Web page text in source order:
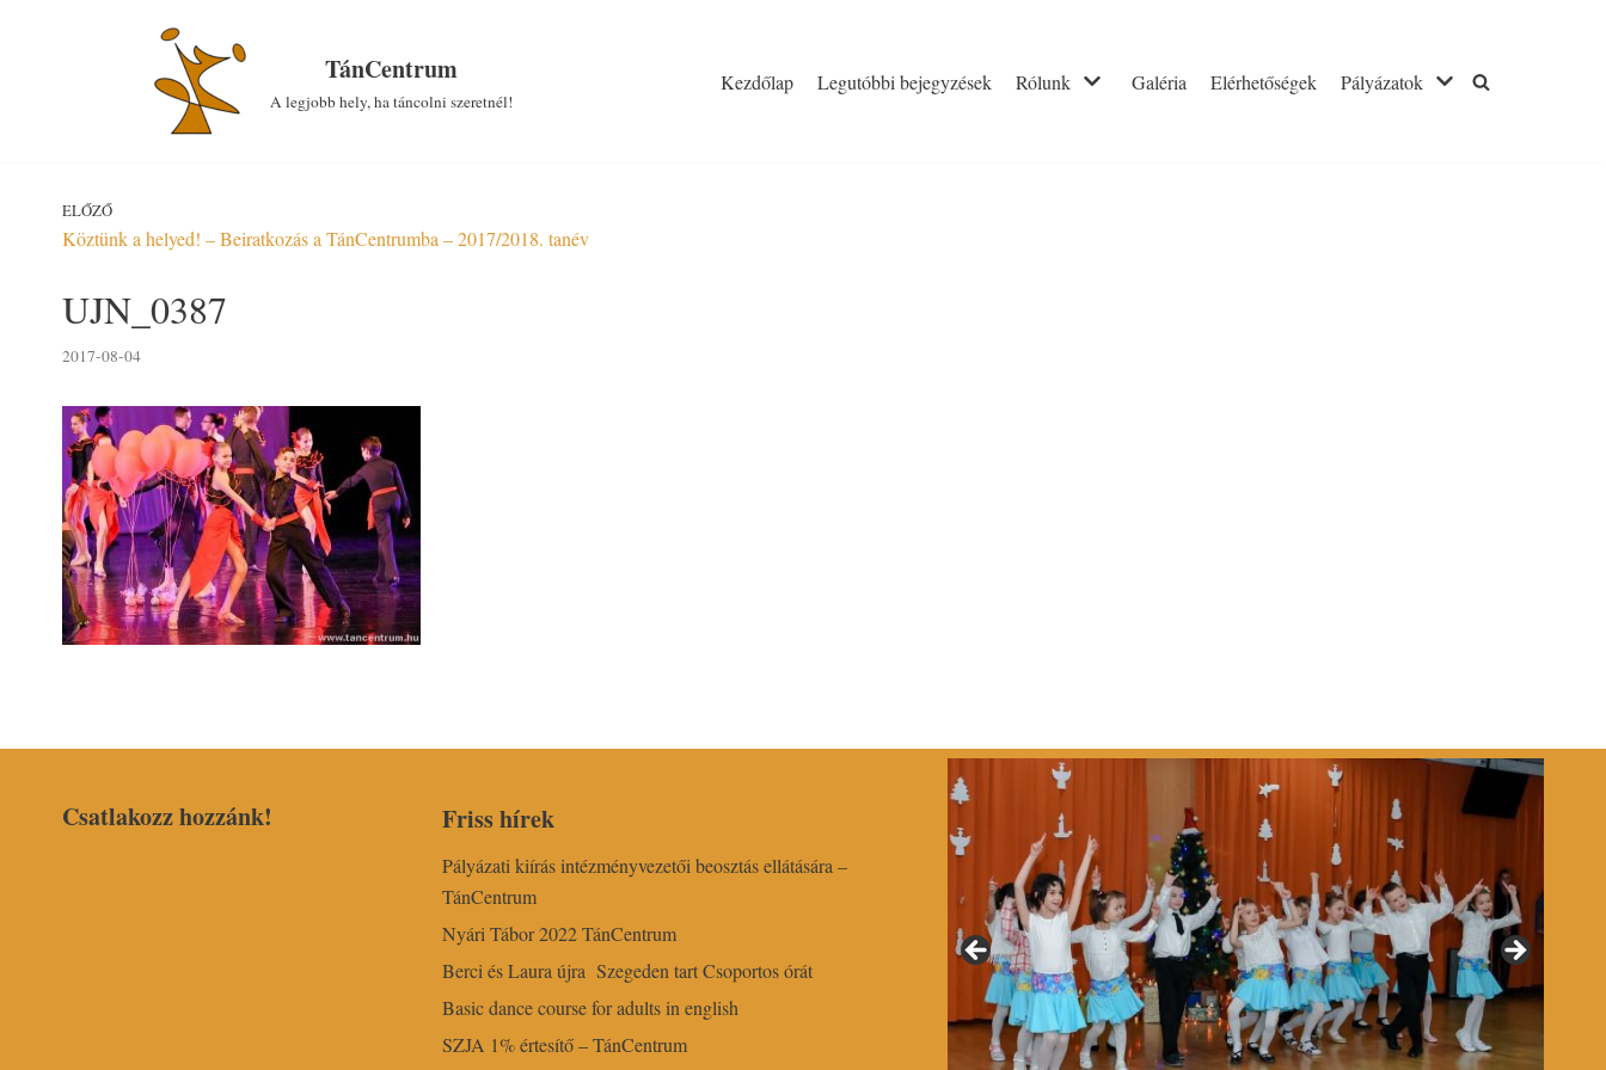
TánCentrum
A legjobb hely, ha táncolni szeretnél!
Kezdőlap Legutóbbi bejegyzések Rólunk Galéria Elérhetőségek Pályázatok
ELŐZŐ
Köztünk a helyed! – Beiratkozás a TánCentrumba – 2017/2018. tanév
UJN_0387
2017-08-04
Csatlakozz hozzánk! Friss hírek
Pályázati kiírás intézményvezetői beosztás ellátására –
TánCentrum
Nyári Tábor 2022 TánCentrum
Berci és Laura újra Szegeden tart Csoportos órát
Basic dance course for adults in english
SZJA 1% értesítő – TánCentrum